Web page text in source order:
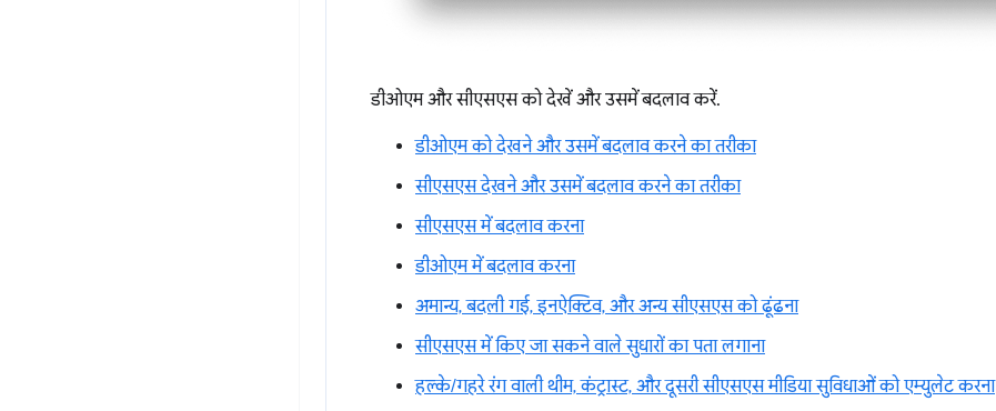
डीओएम और सीएसएस को देखें और उसमें बदलाव करें.
डीओएम को देखने और उसमें बदलाव करने का तरीका
सीएसएस देखने और उसमें बदलाव करने का तरीका
सीएसएस में बदलाव करना
डीओएम में बदलाव करना
अमान्य, बदली गई, इनऐक्टिव, और अन्य सीएसएस को ढूंढना
सीएसएस में किए जा सकने वाले सुधारों का पता लगाना
हल्के/गहरे रंग वाली थीम, कंट्रास्ट, और दूसरी सीएसएस मीडिया सुविधाओं को एम्युलेट करना